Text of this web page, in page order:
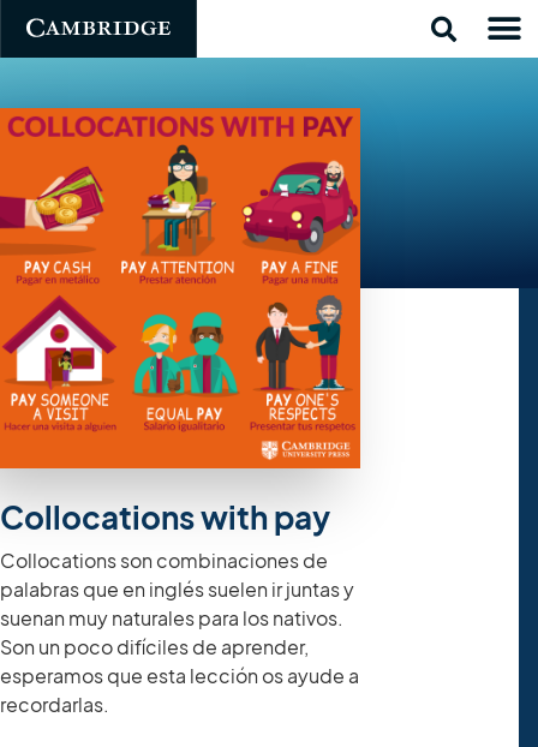
Collocations with pay
Collocations son combinaciones de
palabras que en inglés suelen ir juntas y
suenan muy naturales para los nativos.
Son un poco difíciles de aprender,
esperamos que esta lección os ayude a
recordarlas.